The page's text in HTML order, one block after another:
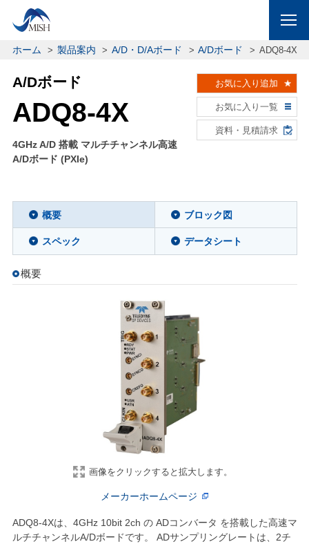
ホーム 製品案内 A/D・D/Aボード A/Dボード ADQ8-4X
A/Dボード
ADQ8-4X
4GHz A/D 搭載 マルチチャンネル高速
A/Dボード (PXIe)
お気に入り追加
お気に入り一覧
資料・見積請求
概要 ブロック図
スペック データシート
概要
画像をクリックすると拡大します。
メーカーホームページ
ADQ8-4Xは、4GHz 10bit 2ch の ADコンバータ を搭載した高速マ
ルチチャンネルA/Dボードです。 ADサンプリングレートは、2チ